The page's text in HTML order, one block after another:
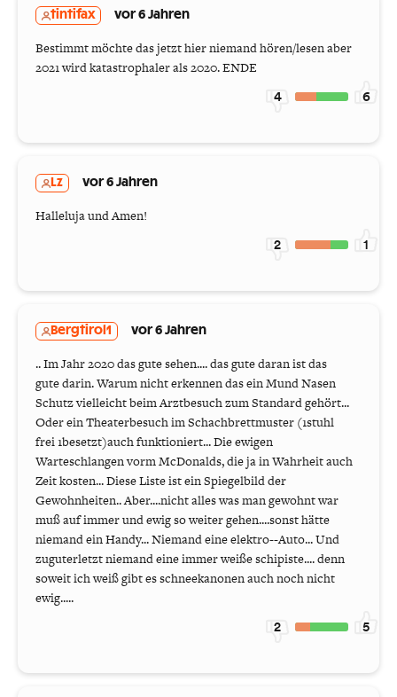
tintifax vor 6 Jahren
Bestimmt möchte das jetzt hier niemand hören/lesen aber
2021 wird katastrophaler als 2020. ENDE
4 6
Lz vor 6 Jahren
Halleluja und Amen!
2 1
Bergtirol1 vor 6 Jahren
.. Im Jahr 2020 das gute sehen.... das gute daran ist das
gute darin. Warum nicht erkennen das ein Mund Nasen
Schutz vielleicht beim Arztbesuch zum Standard gehört...
Oder ein Theaterbesuch im Schachbrettmuster (1stuhl
frei 1besetzt)auch funktioniert... Die ewigen
Warteschlangen vorm McDonalds, die ja in Wahrheit auch
Zeit kosten... Diese Liste ist ein Spiegelbild der
Gewohnheiten.. Aber....nicht alles was man gewohnt war
muß auf immer und ewig so weiter gehen....sonst hätte
niemand ein Handy... Niemand eine elektro--Auto... Und
zuguterletzt niemand eine immer weiße schipiste.... denn
soweit ich weiß gibt es schneekanonen auch noch nicht
ewig.....
2 5